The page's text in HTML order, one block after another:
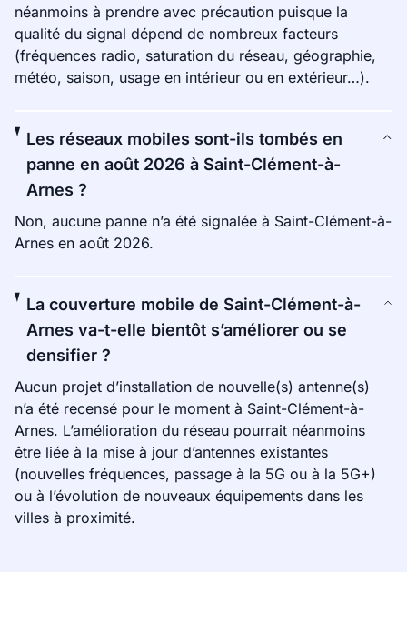
néanmoins à prendre avec précaution puisque la
qualité du signal dépend de nombreux facteurs
(fréquences radio, saturation du réseau, géographie,
météo, saison, usage en intérieur ou en extérieur…).
Les réseaux mobiles sont-ils tombés en
panne en août 2026 à Saint-Clément-à-
Arnes ?
Non, aucune panne n’a été signalée à Saint-Clément-à-
Arnes en août 2026.
La couverture mobile de Saint-Clément-à-
Arnes va-t-elle bientôt s’améliorer ou se
densifier ?
Aucun projet d’installation de nouvelle(s) antenne(s)
n’a été recensé pour le moment à Saint-Clément-à-
Arnes. L’amélioration du réseau pourrait néanmoins
être liée à la mise à jour d’antennes existantes
(nouvelles fréquences, passage à la 5G ou à la 5G+)
ou à l’évolution de nouveaux équipements dans les
villes à proximité.